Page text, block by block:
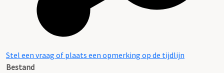
Stel een vraag of plaats een opmerking op de tijdlijn
Bestand